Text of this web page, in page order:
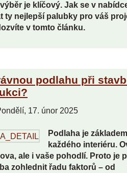
je klíčový. Jak se v
ty nejlepší palubky pro váš
v tomto článku.
podlahu při
17. únor 2025
Podlaha je základem
každého interiéru.
ale i vaše pohodlí. Proto je
zohlednit řadu faktorů – od